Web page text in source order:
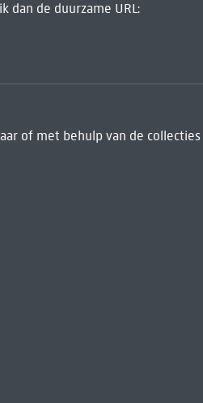
dan de duurzame URL:
of met behulp van de